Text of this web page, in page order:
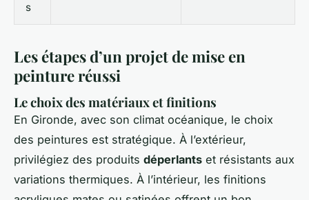
s
Les étapes d’un projet de mise en
peinture réussi
Le choix des matériaux et finitions
En Gironde, avec son climat océanique, le choix
des peintures est stratégique. À l’extérieur,
privilégiez des produits déperlants et résistants aux
variations thermiques. À l’intérieur, les finitions